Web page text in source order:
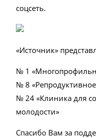
соцсеть.
«Источник»
№ 1
№ 8
№ 24 «Клиника для
молодости»
Спасибо Вам за